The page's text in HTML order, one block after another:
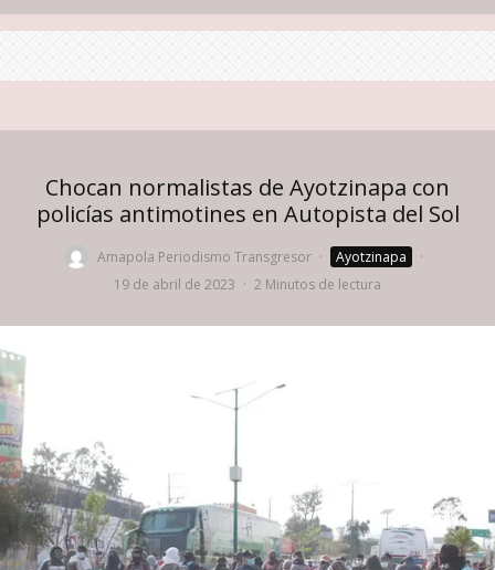
Chocan normalistas de Ayotzinapa con
policías antimotines en Autopista del Sol
Amapola Periodismo Transgresor · Ayotzinapa
·
19 de abril de 2023 · 2 Minutos de lectura